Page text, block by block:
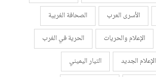
الأسرى العرب
الصحافة الغربية
الإعلام والحريات
الحرية في الغرب
الإعلام الجديد
التيار اليميني